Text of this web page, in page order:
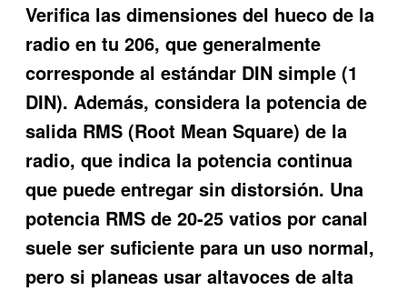
Verifica las dimensiones del hueco de la
radio en tu 206, que generalmente
corresponde al estándar DIN simple (1
DIN). Además, considera la potencia de
salida RMS (Root Mean Square) de la
radio, que indica la potencia continua
que puede entregar sin distorsión. Una
potencia RMS de 20-25 vatios por canal
suele ser suficiente para un uso normal,
pero si planeas usar altavoces de alta